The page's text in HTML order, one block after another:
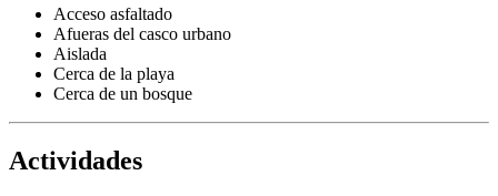
Acceso asfaltado
Afueras del casco urbano
Aislada
Cerca de la playa
Cerca de un bosque
Actividades